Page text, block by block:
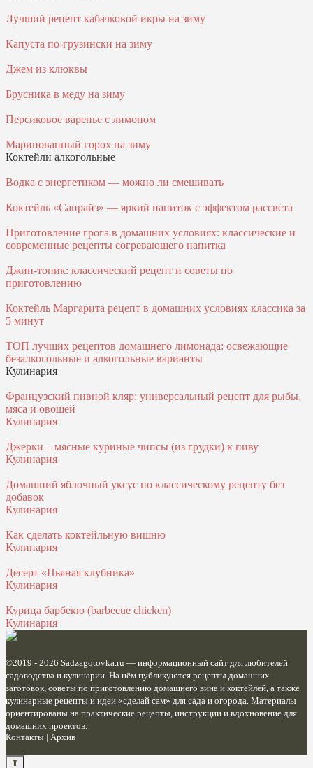
Лучший рецепт кабачковой икры на зиму
Капуста по-грузински на зиму
Джем из клюквы
Брусника в меду на зиму
Персиковое варенье с лимоном
Маринованный горох на зиму
Коктейли алкогольные
Водка с энергетиком — можно ли смешивать
Коктейль «Санрайз» — яркий напиток с эффектом рассвета
Приготовление грога в домашних условиях: классические и
современные рецепты согревающего напитка
Джин-тоник: классический рецепт и советы по
приготовлению
Коктейль Маргарита рецепт в домашних условиях классика за
5 минут
ТОП лучших рецептов домашнего лимонада: освежающие
безалкогольные и алкогольные варианты
Кулинария
Французский пивной кляр: универсальный рецепт для рыбы,
мяса и овощей
Кулинария
Джерки – мясные куриные чипсы (из грудки) к пиву
Кулинария
Домашний яблочный уксус по классическому рецепту без
добавок
Кулинария
Как сделать коктейльную вишню
Кулинария
Десерт «Пьяная клубника»
Кулинария
Курица барбекю (barbecue chicken)
Кулинария
©2019 - 2026 Sadzagotovka.ru — информационный сайт для любителей
садоводства и кулинарии. На нём публикуются рецепты домашних
заготовок, советы по приготовлению домашнего вина и коктейлей, а также
кулинарные рецепты и идеи «сделай сам» для сада и огорода. Материалы
ориентированы на практические рецепты, инструкции и вдохновение для
домашних проектов.
Контакты | Архив